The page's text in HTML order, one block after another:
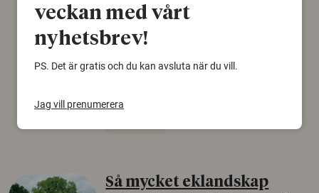
22 juni 2026
Det som arkeologer länge trodde var en
björnfäll visar sig vara delar av en 2000 år
gammal sko. Fyndet bär spår av romerskt
Så mycket eklandskap
veckan med vårt
nyhetsbrev!
PS. Det är gratis och du kan avsluta när du vill.
Jag vill prenumerera